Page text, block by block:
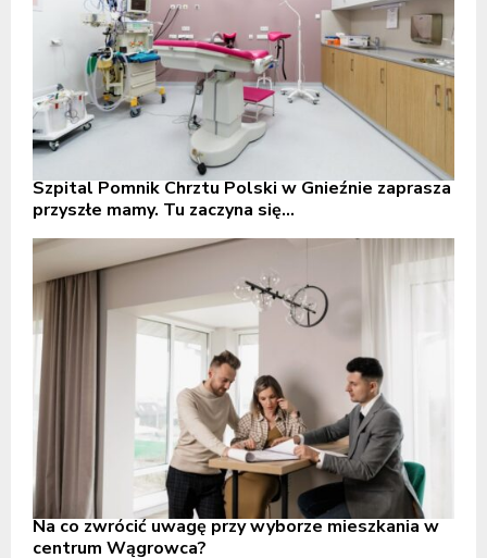
Szpital Pomnik Chrztu Polski w Gnieźnie zaprasza
przyszłe mamy. Tu zaczyna się...
Na co zwrócić uwagę przy wyborze mieszkania w
centrum Wągrowca?